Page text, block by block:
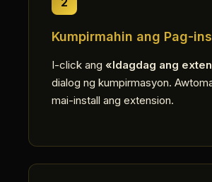
Kumpirmahin ang Pag-
I-click ang «Idagdag ang
dialog ng kumpirmasyon.
mai-install ang extension.